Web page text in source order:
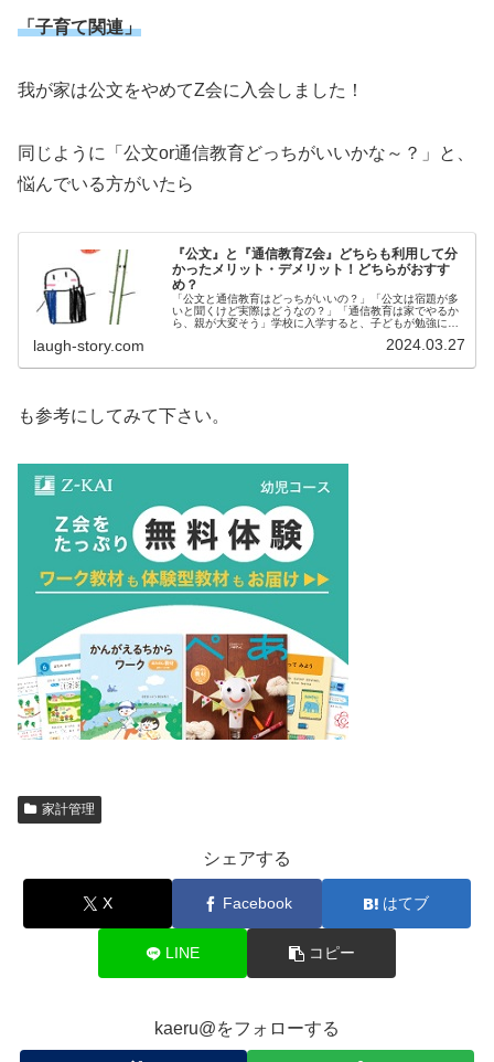
「子育て関連」
我が家は公文をやめてZ会に入会しました！
同じように「公文or通信教育どっちがいいかな～？」と、
悩んでいる方がいたら
『公文』と『通信教育Z会』どちらも利用して分
かったメリット・デメリット！どちらがおすす
め？
「公文と通信教育はどっちがいいの？」「公文は宿題が多
いと聞くけど実際はどうなの？」「通信教育は家でやるか
ら、親が大変そう」学校に入学すると、子どもが勉強につ
laugh-story.com 2024.03.27
も参考にしてみて下さい。
家計管理
シェアする
X Facebook はてブ
LINE コピー
kaeru@をフォローする